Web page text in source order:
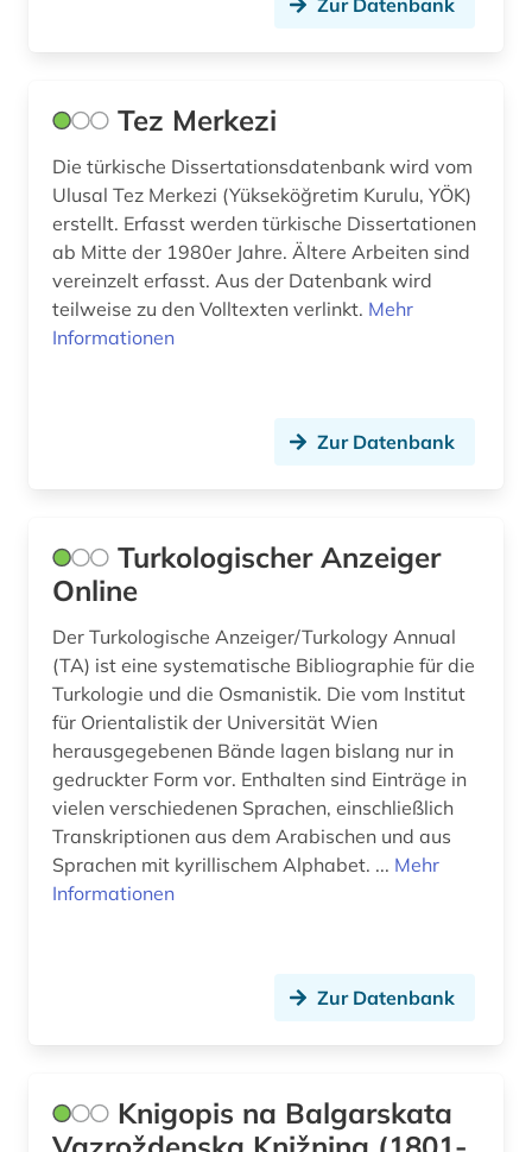
Zur Datenbank
Tez Merkezi
Die türkische Dissertationsdatenbank wird vom
Ulusal Tez Merkezi (Yükseköğretim Kurulu, YÖK)
erstellt. Erfasst werden türkische Dissertationen
ab Mitte der 1980er Jahre. Ältere Arbeiten sind
vereinzelt erfasst. Aus der Datenbank wird
teilweise zu den Volltexten verlinkt. Mehr
Informationen
Zur Datenbank
Turkologischer Anzeiger
Online
Der Turkologische Anzeiger/Turkology Annual
(TA) ist eine systematische Bibliographie für die
Turkologie und die Osmanistik. Die vom Institut
für Orientalistik der Universität Wien
herausgegebenen Bände lagen bislang nur in
gedruckter Form vor. Enthalten sind Einträge in
vielen verschiedenen Sprachen, einschließlich
Transkriptionen aus dem Arabischen und aus
Sprachen mit kyrillischem Alphabet. ... Mehr
Informationen
Zur Datenbank
Knigopis na Balgarskata